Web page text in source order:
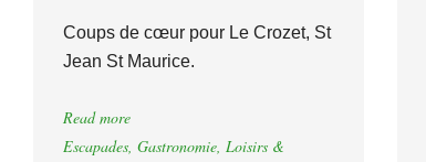
Coups de cœur pour Le Crozet, St
Jean St Maurice.
Read more
Escapades, Gastronomie, Loisirs &